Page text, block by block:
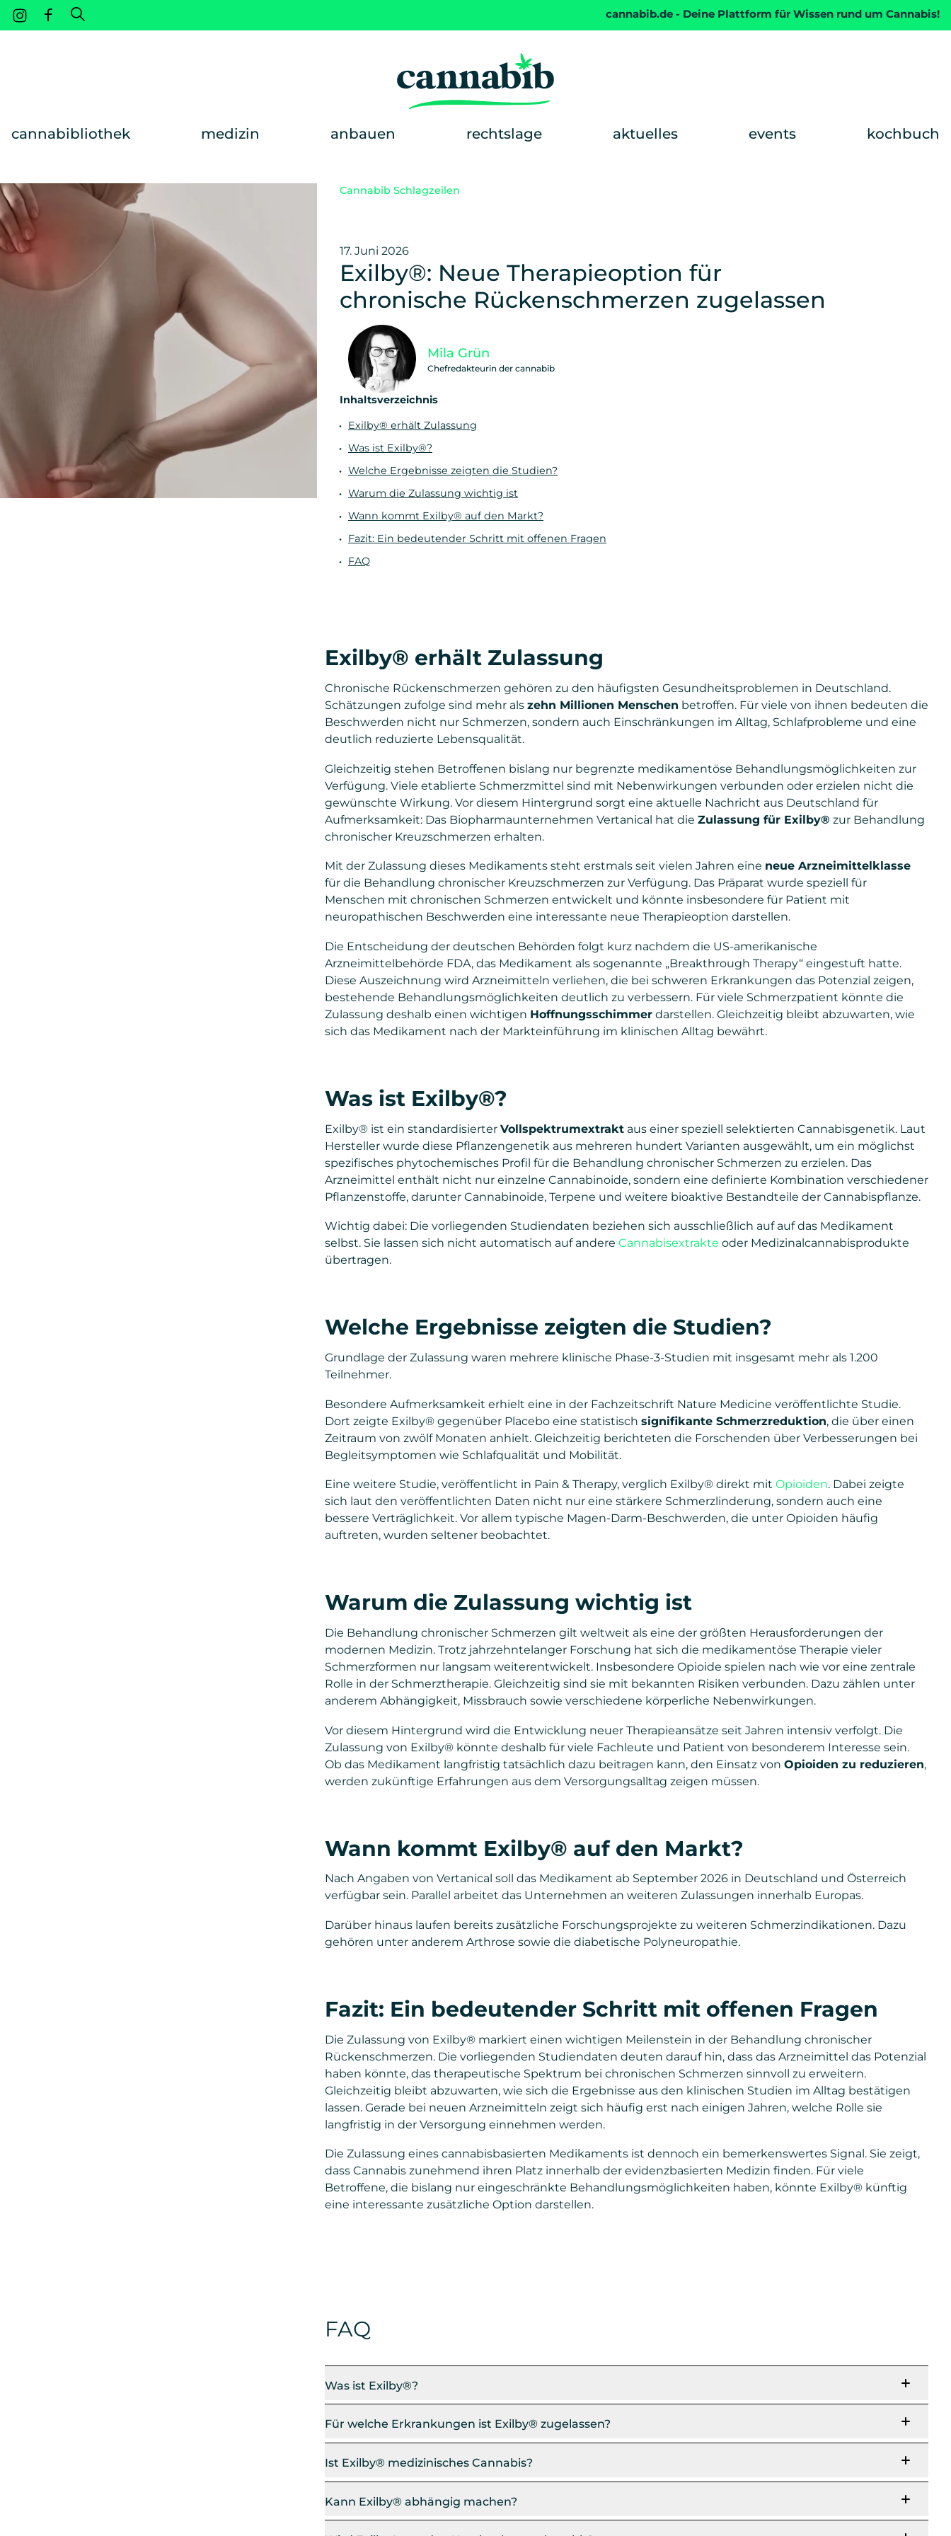
Weiter zum Inhalt cannabib.de - Deine Plattform für Wissen rund um Cannabis!
cannabibliothek medizin anbauen rechtslage aktuelles events kochbuch
Cannabib Schlagzeilen
17. Juni 2026
Exilby®: Neue Therapieoption für
chronische Rückenschmerzen zugelassen
Inhaltsverzeichnis
Exilby® erhält Zulassung
Was ist Exilby®?
Welche Ergebnisse zeigten die Studien?
Warum die Zulassung wichtig ist
Wann kommt Exilby® auf den Markt?
Fazit: Ein bedeutender Schritt mit offenen Fragen
FAQ
Mila Grün
Chefredakteurin der cannabib
Exilby® erhält Zulassung
Chronische Rückenschmerzen gehören zu den häufigsten Gesundheitsproblemen in Deutschland.
Schätzungen zufolge sind mehr als zehn Millionen Menschen betroffen. Für viele von ihnen bedeuten die
Beschwerden nicht nur Schmerzen, sondern auch Einschränkungen im Alltag, Schlafprobleme und eine
deutlich reduzierte Lebensqualität.
Gleichzeitig stehen Betroffenen bislang nur begrenzte medikamentöse Behandlungsmöglichkeiten zur
Verfügung. Viele etablierte Schmerzmittel sind mit Nebenwirkungen verbunden oder erzielen nicht die
gewünschte Wirkung. Vor diesem Hintergrund sorgt eine aktuelle Nachricht aus Deutschland für
Aufmerksamkeit: Das Biopharmaunternehmen Vertanical hat die Zulassung für Exilby® zur Behandlung
chronischer Kreuzschmerzen erhalten.
Mit der Zulassung dieses Medikaments steht erstmals seit vielen Jahren eine neue Arzneimittelklasse
für die Behandlung chronischer Kreuzschmerzen zur Verfügung. Das Präparat wurde speziell für
Menschen mit chronischen Schmerzen entwickelt und könnte insbesondere für Patient mit
neuropathischen Beschwerden eine interessante neue Therapieoption darstellen.
Die Entscheidung der deutschen Behörden folgt kurz nachdem die US-amerikanische
Arzneimittelbehörde FDA, das Medikament als sogenannte „Breakthrough Therapy“ eingestuft hatte.
Diese Auszeichnung wird Arzneimitteln verliehen, die bei schweren Erkrankungen das Potenzial zeigen,
bestehende Behandlungsmöglichkeiten deutlich zu verbessern. Für viele Schmerzpatient könnte die
Zulassung deshalb einen wichtigen Hoffnungsschimmerdarstellen. Gleichzeitig bleibt abzuwarten, wie
sich das Medikament nach der Markteinführung im klinischen Alltag bewährt.
Was ist Exilby®?
Exilby® ist ein standardisierter Vollspektrumextraktaus einer speziell selektierten Cannabisgenetik. Laut
Hersteller wurde diese Pflanzengenetik aus mehreren hundert Varianten ausgewählt, um ein möglichst
spezifisches phytochemisches Profil für die Behandlung chronischer Schmerzen zu erzielen. Das
Arzneimittel enthält nicht nur einzelne Cannabinoide, sondern eine definierte Kombination verschiedener
Pflanzenstoffe, darunter Cannabinoide, Terpene und weitere bioaktive Bestandteile der Cannabispflanze.
Wichtig dabei: Die vorliegenden Studiendaten beziehen sich ausschließlich auf auf das Medikament
selbst. Sie lassen sich nicht automatisch auf andere Cannabisextrakte oder Medizinalcannabisprodukte
übertragen.
Welche Ergebnisse zeigten die Studien?
Grundlage der Zulassung waren mehrere klinische Phase-3-Studien mit insgesamt mehr als 1.200
Teilnehmer.
Besondere Aufmerksamkeit erhielt eine in der Fachzeitschrift Nature Medicine veröffentlichte Studie.
Dort zeigte Exilby® gegenüber Placebo eine statistisch signifikante Schmerzreduktion, die über einen
Zeitraum von zwölf Monaten anhielt. Gleichzeitig berichteten die Forschenden über Verbesserungen bei
Begleitsymptomen wie Schlafqualität und Mobilität.
Eine weitere Studie, veröffentlicht in Pain & Therapy, verglich Exilby® direkt mit Opioiden. Dabei zeigte
sich laut den veröffentlichten Daten nicht nur eine stärkere Schmerzlinderung, sondern auch eine
bessere Verträglichkeit. Vor allem typische Magen-Darm-Beschwerden, die unter Opioiden häufig
auftreten, wurden seltener beobachtet.
Warum die Zulassung wichtig ist
Die Behandlung chronischer Schmerzen gilt weltweit als eine der größten Herausforderungen der
modernen Medizin. Trotz jahrzehntelanger Forschung hat sich die medikamentöse Therapie vieler
Schmerzformen nur langsam weiterentwickelt. Insbesondere Opioide spielen nach wie vor eine zentrale
Rolle in der Schmerztherapie. Gleichzeitig sind sie mit bekannten Risiken verbunden. Dazu zählen unter
anderem Abhängigkeit, Missbrauch sowie verschiedene körperliche Nebenwirkungen.
Vor diesem Hintergrund wird die Entwicklung neuer Therapieansätze seit Jahren intensiv verfolgt. Die
Zulassung von Exilby® könnte deshalb für viele Fachleute und Patient von besonderem Interesse sein.
Ob das Medikament langfristig tatsächlich dazu beitragen kann, den Einsatz von Opioiden zu reduzieren,
werden zukünftige Erfahrungen aus dem Versorgungsalltag zeigen müssen.
Wann kommt Exilby® auf den Markt?
Nach Angaben von Vertanical soll das Medikament ab September 2026 in Deutschland und Österreich
verfügbar sein. Parallel arbeitet das Unternehmen an weiteren Zulassungen innerhalb Europas.
Darüber hinaus laufen bereits zusätzliche Forschungsprojekte zu weiteren Schmerzindikationen. Dazu
gehören unter anderem Arthrose sowie die diabetische Polyneuropathie.
Fazit: Ein bedeutender Schritt mit offenen Fragen
Die Zulassung von Exilby® markiert einen wichtigen Meilenstein in der Behandlung chronischer
Rückenschmerzen. Die vorliegenden Studiendaten deuten darauf hin, dass das Arzneimittel das Potenzial
haben könnte, das therapeutische Spektrum bei chronischen Schmerzen sinnvoll zu erweitern.
Gleichzeitig bleibt abzuwarten, wie sich die Ergebnisse aus den klinischen Studien im Alltag bestätigen
lassen. Gerade bei neuen Arzneimitteln zeigt sich häufig erst nach einigen Jahren, welche Rolle sie
langfristig in der Versorgung einnehmen werden.
Die Zulassung eines cannabisbasierten Medikaments ist dennoch ein bemerkenswertes Signal. Sie zeigt,
dass Cannabis zunehmend ihren Platz innerhalb der evidenzbasierten Medizin finden. Für viele
Betroffene, die bislang nur eingeschränkte Behandlungsmöglichkeiten haben, könnte Exilby® künftig
eine interessante zusätzliche Option darstellen.
FAQ
Was ist Exilby®?
Für welche Erkrankungen ist Exilby® zugelassen?
Ist Exilby® medizinisches Cannabis?
Kann Exilby® abhängig machen?